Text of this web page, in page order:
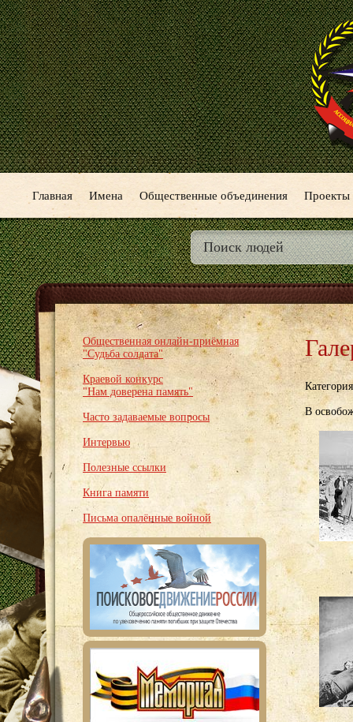
Главная Имена Общественные объединения Проекты
Общественная онлайн-приёмная
"Судьба солдата"
Краевой конкурс
"Нам доверена память"
Часто задаваемые вопросы
Интервью
Полезные ссылки
Книга памяти
Письма опалённые войной
В